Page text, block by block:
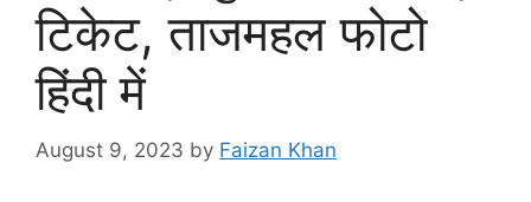
टिकेट, ताजमहल फोटो
हिंदी में
August 9, 2023 by Faizan Khan